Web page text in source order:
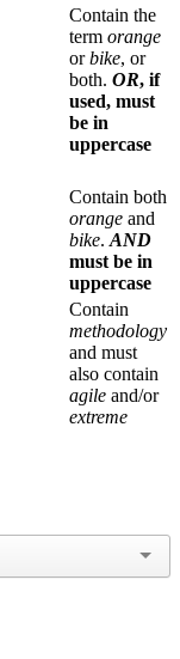
Contain the
term orange
orbike, or
both. OR, if
used, must
be in
uppercase
Contain both
orange and
bike. AND
must be in
uppercase
Contain
methodology
and must
also contain
agile and/or
extreme